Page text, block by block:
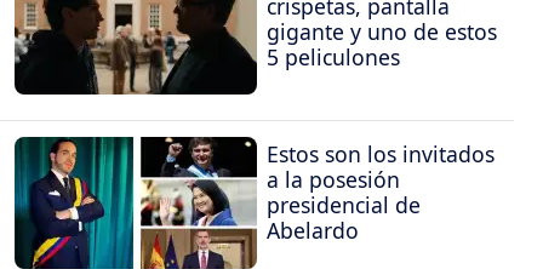
gigante y uno de estos
5 peliculones
Estos son los invitados
a la posesión
presidencial de
Abelardo